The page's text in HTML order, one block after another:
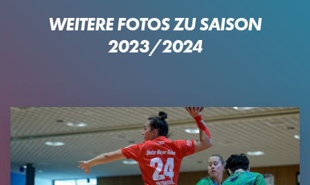
WEITERE FOTOS ZU SAISON
2023/2024